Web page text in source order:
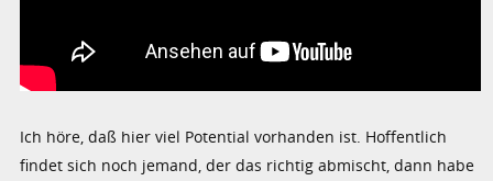
Ich höre, daß hier viel Potential vorhanden ist. Hoffentlich
findet sich noch jemand, der das richtig abmischt, dann habe